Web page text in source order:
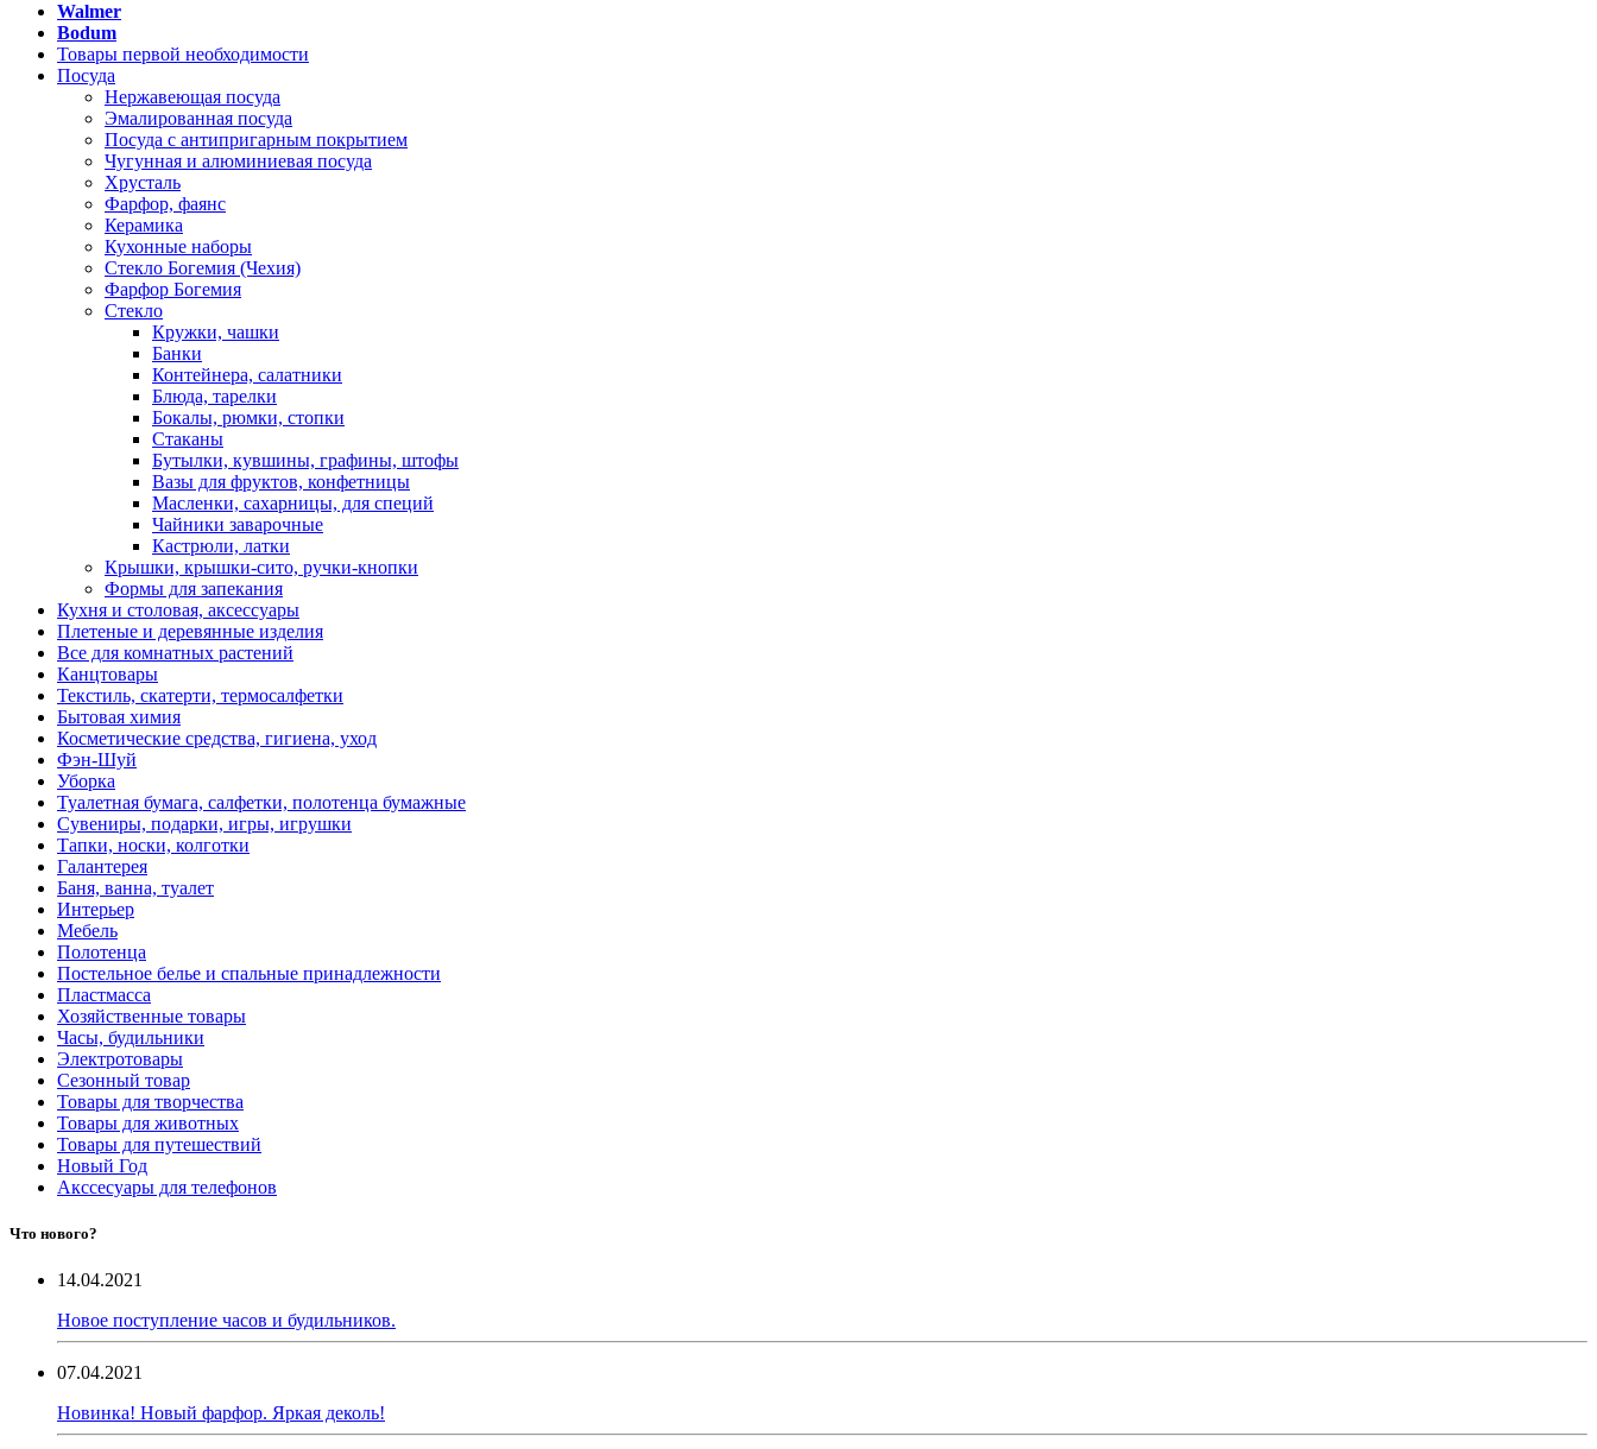
Walmer
Bodum
Товары первой необходимости
Посуда
Нержавеющая посуда
Эмалированная посуда
Посуда с антипригарным покрытием
Чугунная и алюминиевая посуда
Хрусталь
Фарфор, фаянс
Керамика
Кухонные наборы
Стекло Богемия (Чехия)
Фарфор Богемия
Стекло
Кружки, чашки
Банки
Контейнера, салатники
Блюда, тарелки
Бокалы, рюмки, стопки
Стаканы
Бутылки, кувшины, графины, штофы
Вазы для фруктов, конфетницы
Масленки, сахарницы, для специй
Чайники заварочные
Кастрюли, латки
Крышки, крышки-сито, ручки-кнопки
Формы для запекания
Кухня и столовая, аксессуары
Плетеные и деревянные изделия
Все для комнатных растений
Канцтовары
Текстиль, скатерти, термосалфетки
Бытовая химия
Косметические средства, гигиена, уход
Фэн-Шуй
Уборка
Туалетная бумага, салфетки, полотенца бумажные
Сувениры, подарки, игры, игрушки
Тапки, носки, колготки
Галантерея
Баня, ванна, туалет
Интерьер
Мебель
Полотенца
Постельное белье и спальные принадлежности
Пластмасса
Хозяйственные товары
Часы, будильники
Электротовары
Сезонный товар
Товары для творчества
Товары для животных
Товары для путешествий
Новый Год
Акссесуары для телефонов
Что нового?
14.04.2021
Новое поступление часов и будильников.
07.04.2021
Новинка! Новый фарфор. Яркая деколь!